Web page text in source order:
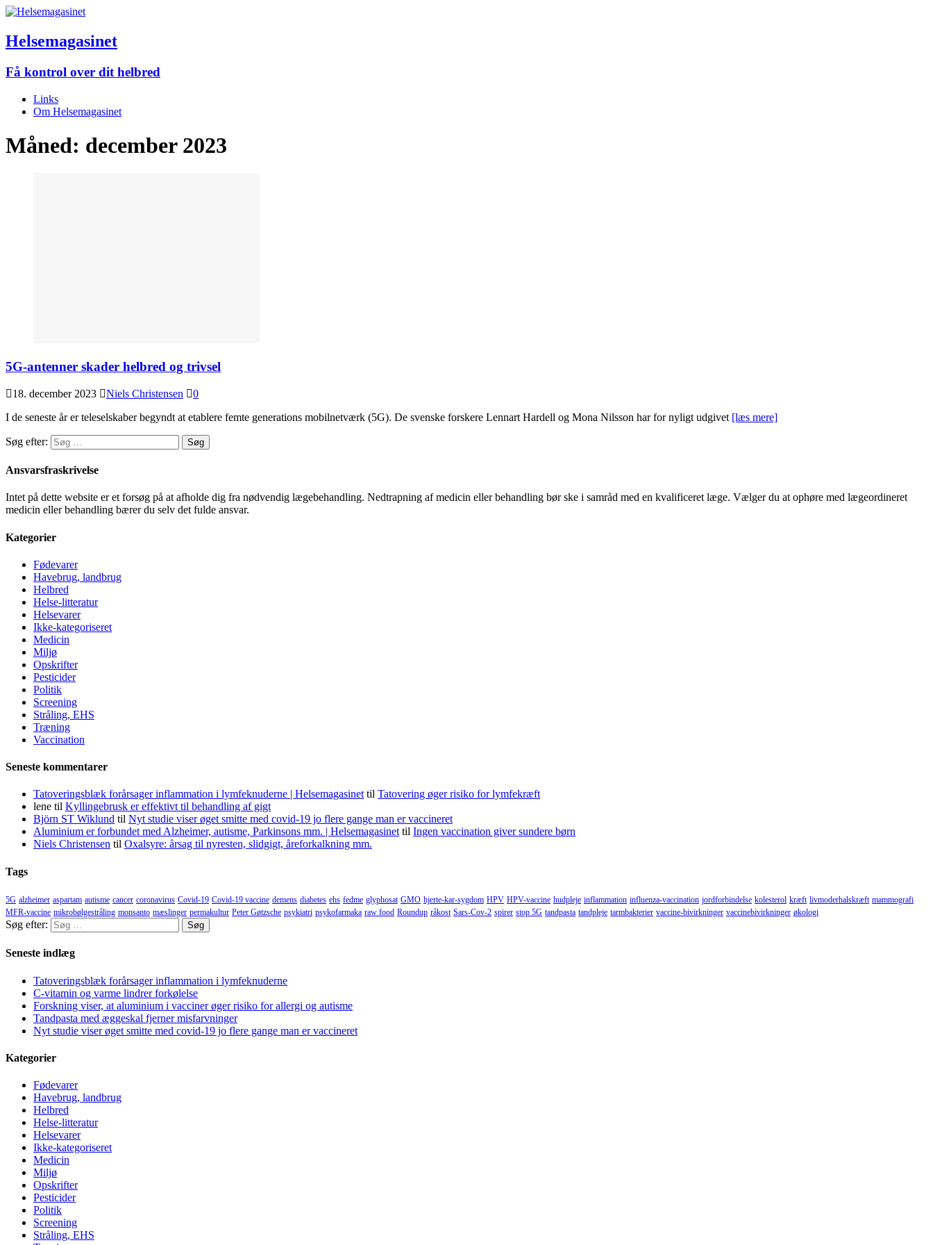
Helsemagasinet
Få kontrol over dit helbred
Links
Om Helsemagasinet
Måned: december 2023
5G-antenner skader helbred og trivsel
18. december 2023 Niels Christensen
0
I de seneste år er teleselskaber begyndt at etablere femte generations mobilnetværk (5G). De svenske forskere Lennart Hardell og Mona Nilsson har for nyligt udgivet [læs mere]
Søg efter:
Ansvarsfraskrivelse
Intet på dette website er et forsøg på at afholde dig fra nødvendig lægebehandling. Nedtrapning af medicin eller behandling bør ske i samråd med en kvalificeret læge. Vælger du at ophøre med lægeordineret
medicin eller behandling bærer du selv det fulde ansvar.
Kategorier
Fødevarer
Havebrug, landbrug
Helbred
Helse-litteratur
Helsevarer
Ikke-kategoriseret
Medicin
Miljø
Opskrifter
Pesticider
Politik
Screening
Stråling, EHS
Træning
Vaccination
Seneste kommentarer
Tatoveringsblæk forårsager inflammation i lymfeknuderne | Helsemagasinettil Tatovering øger risiko for lymfekræft
lene til Kyllingebrusk er effektivt til behandling af gigt
Björn ST Wiklund til Nyt studie viser øget smitte med covid-19 jo flere gange man er vaccineret
Aluminium er forbundet med Alzheimer, autisme, Parkinsons mm. | Helsemagasinettil Ingen vaccination giver sundere børn
Niels Christensen til Oxalsyre: årsag til nyresten, slidgigt, åreforkalkning mm.
Tags
5G alzheimer aspartam autisme cancer coronavirus Covid-19 Covid-19 vaccine demens diabetes ehs fedme glyphosat GMO hjerte-kar-sygdom HPV HPV-vaccine hudpleje inflammation influenza-vaccination jordforbindelse kolesterol kræft livmoderhalskræft mammografi
MFR-vaccine mikrobølgestråling monsanto mæslinger permakultur Peter Gøtzsche psykiatri psykofarmaka raw food Roundup råkost Sars-Cov-2 spirer stop 5G tandpasta tandpleje tarmbakterier vaccine-bivirkninger vaccinebivirkninger økologi
Søg efter:
Seneste indlæg
Tatoveringsblæk forårsager inflammation i lymfeknuderne
C-vitamin og varme lindrer forkølelse
Forskning viser, at aluminium i vacciner øger risiko for allergi og autisme
Tandpasta med æggeskal fjerner misfarvninger
Nyt studie viser øget smitte med covid-19 jo flere gange man er vaccineret
Kategorier
Fødevarer
Havebrug, landbrug
Helbred
Helse-litteratur
Helsevarer
Ikke-kategoriseret
Medicin
Miljø
Opskrifter
Pesticider
Politik
Screening
Stråling, EHS